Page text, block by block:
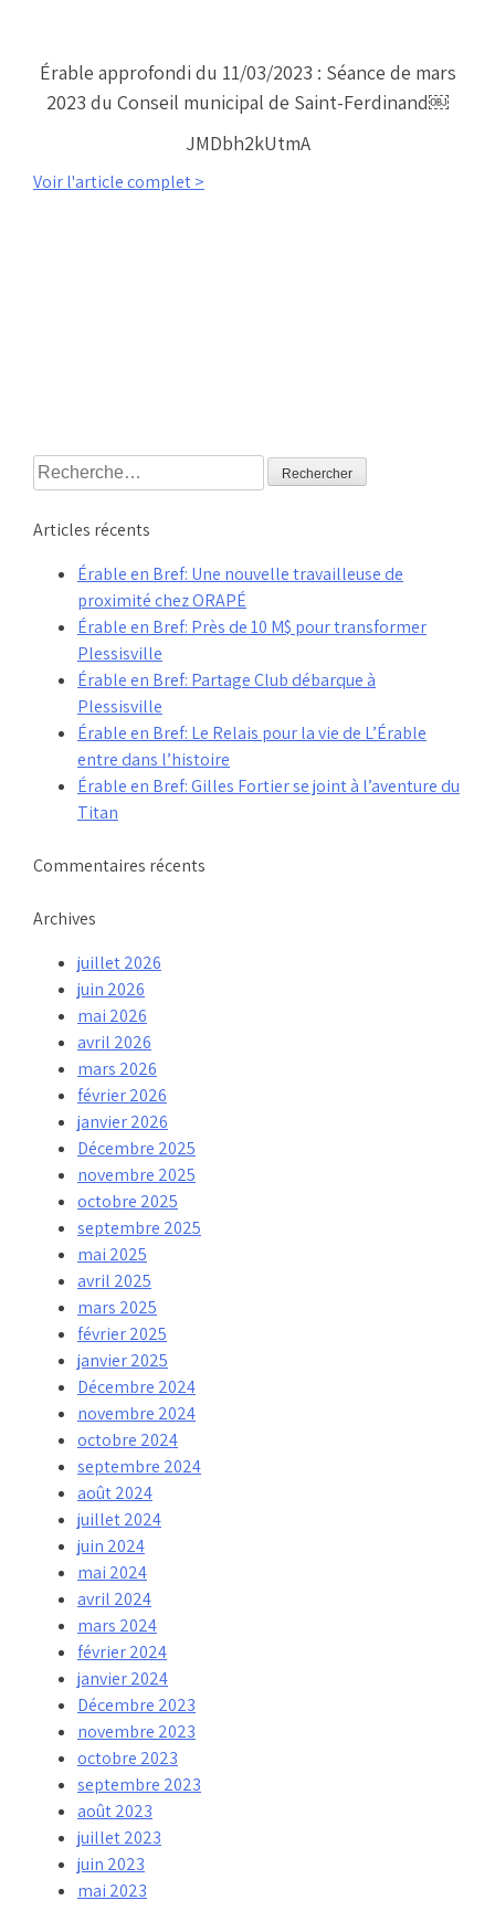
Érable approfondi du 11/03/2023 : Séance de mars
2023 du Conseil municipal de Saint-Ferdinand￼
JMDbh2kUtmA
Voir l'article complet >
Rechercher :
Articles récents
Érable en Bref: Une nouvelle travailleuse de
proximité chez ORAPÉ
Érable en Bref: Près de 10 M$ pour transformer
Plessisville
Érable en Bref: Partage Club débarque à
Plessisville
Érable en Bref: Le Relais pour la vie de L’Érable
entre dans l’histoire
Érable en Bref: Gilles Fortier se joint à l’aventure du
Titan
Commentaires récents
Archives
juillet 2026
juin 2026
mai 2026
avril 2026
mars 2026
février 2026
janvier 2026
Décembre 2025
novembre 2025
octobre 2025
septembre 2025
mai 2025
avril 2025
mars 2025
février 2025
janvier 2025
Décembre 2024
novembre 2024
octobre 2024
septembre 2024
août 2024
juillet 2024
juin 2024
mai 2024
avril 2024
mars 2024
février 2024
janvier 2024
Décembre 2023
novembre 2023
octobre 2023
septembre 2023
août 2023
juillet 2023
juin 2023
mai 2023